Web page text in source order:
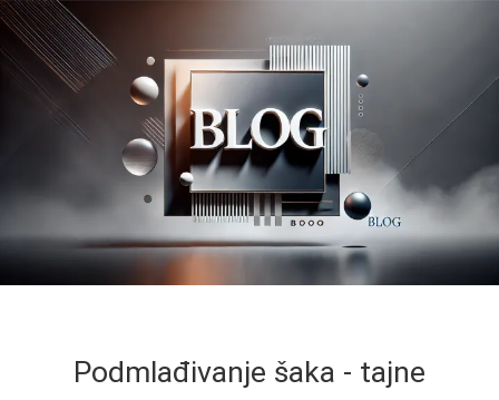
Podmlađivanje šaka - tajne